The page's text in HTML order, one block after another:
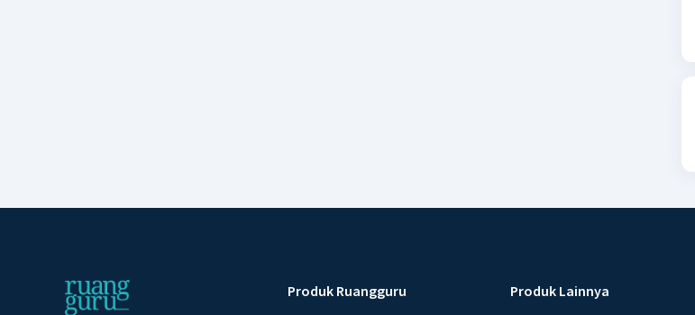
Produk Ruangguru Produk Lainnya